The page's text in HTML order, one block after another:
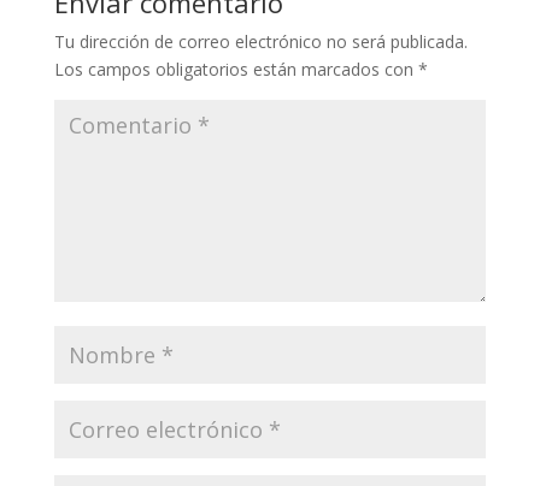
Tu dirección de correo electrónico no será publicada.
Los campos obligatorios están marcados con *